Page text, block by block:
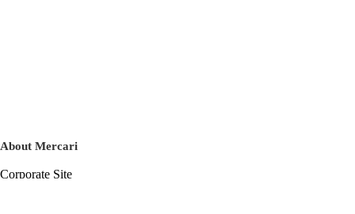
About Mercari
Corporate Site